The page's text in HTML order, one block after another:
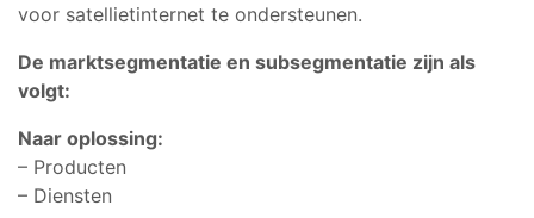
voor satellietinternet te ondersteunen.
De marktsegmentatie en subsegmentatie zijn als
volgt:
Naar oplossing:
– Producten
– Diensten